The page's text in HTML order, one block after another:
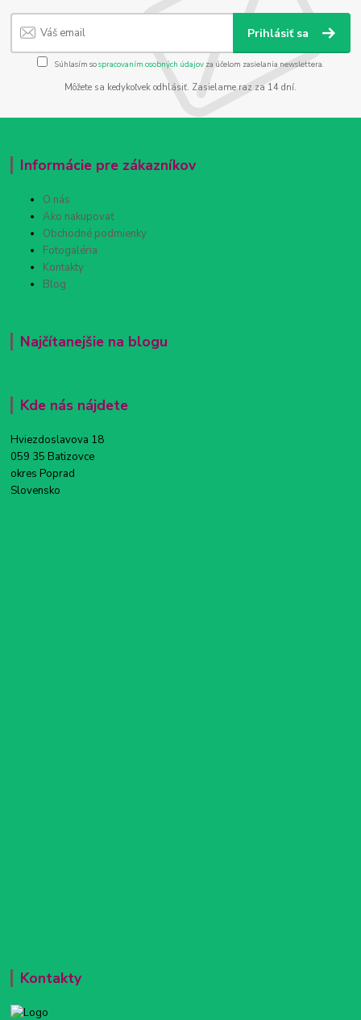
Prihlásiť sa
Súhlasím sospracovaním osobných údajov za účelom zasielania newslettera.
Môžete sa kedykoľvek odhlásiť. Zasielame raz za 14 dní.
Informácie pre zákazníkov
O nás
Ako nakupovať
Obchodné podmienky
Fotogaléria
Kontakty
Blog
Najčítanejšie na blogu
Kde nás nájdete
Hviezdoslavova 18
059 35 Batizovce
okres Poprad
Slovensko
Kontakty